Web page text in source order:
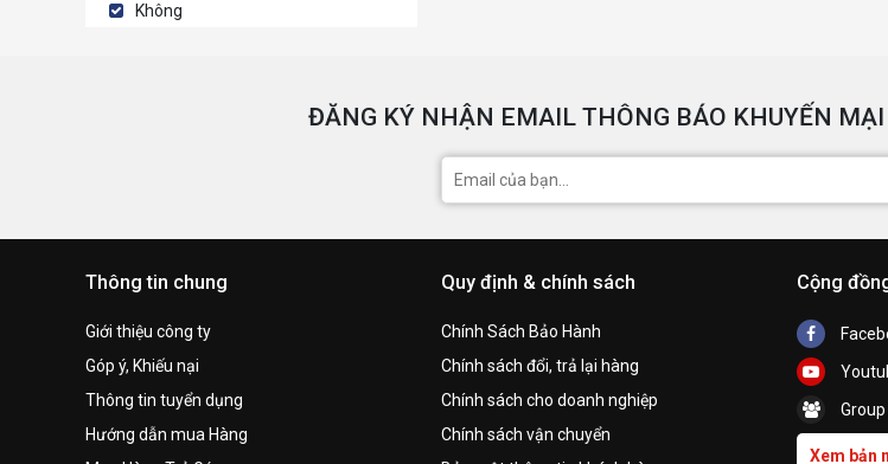
Không
ĐĂNG KÝ NHẬN EMAIL THÔNG BÁO KHUYẾN
Thông tin chung
Giới thiệu công ty
Góp ý, Khiếu nại
Thông tin tuyển dụng
Hướng dẫn mua Hàng
Quy định & chính sách
Chính Sách Bảo Hành
Chính sách đổi, trả lại hàng
Chính sách cho doanh nghiệp
Chính sách vận chuyển
Cộng
Xem bản